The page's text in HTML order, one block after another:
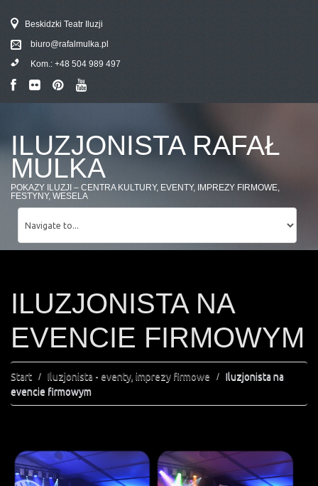
Beskidzki Teatr Iluzji
biuro@rafalmulka.pl
Kom.: +48 504 989 497
ILUZJONISTA RAFAŁ
MULKA
POKAZY ILUZJI – CENTRA KULTURY, EVENTY, IMPREZY FIRMOWE,
FESTYNY, WESELA
ILUZJONISTA NA
EVENCIE FIRMOWYM
Start Iluzjonista - eventy, imprezy firmowe
Iluzjonista na
evencie firmowym